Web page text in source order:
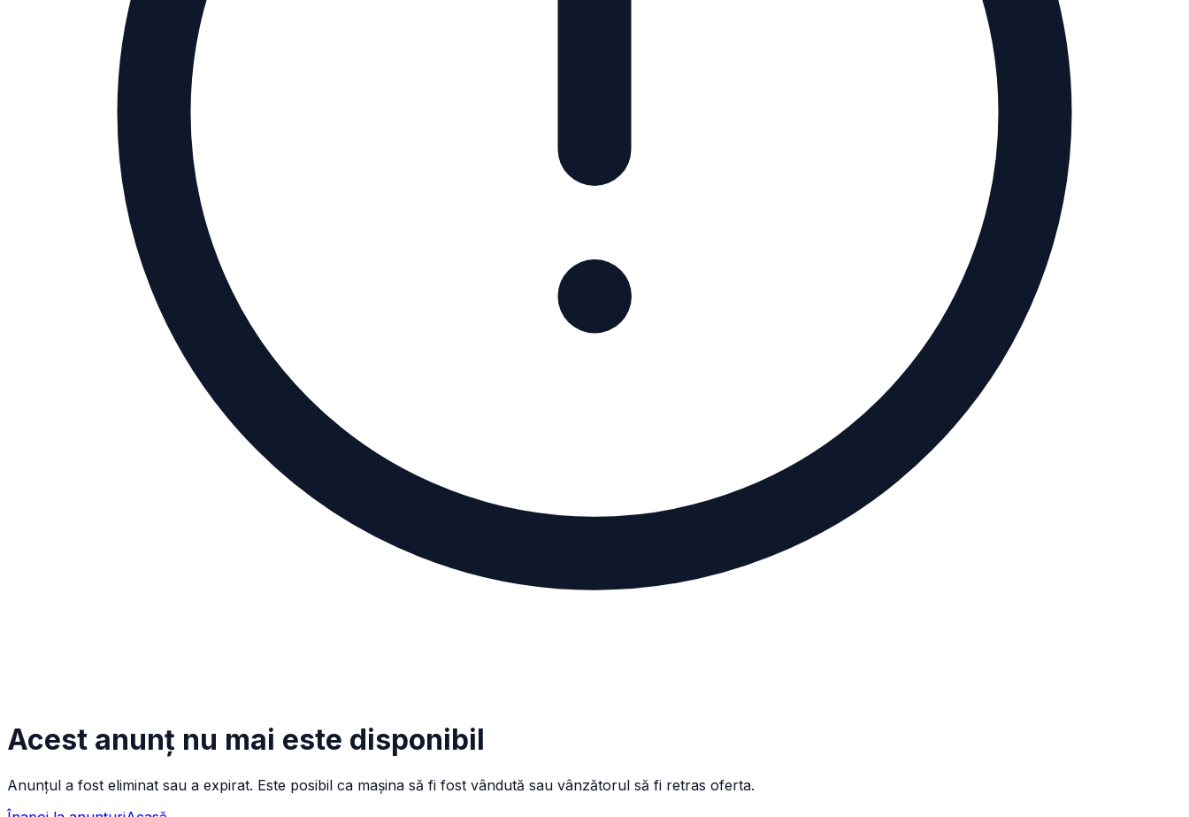
Acest anunț nu mai este disponibil
Anunțul a fost eliminat sau a expirat. Este posibil ca mașina să fi fost vândută sau vânzătorul să fi retras oferta.